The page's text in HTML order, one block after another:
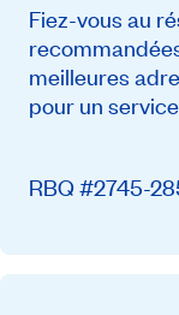
Fiez-vous au
meilleures
pour un
RBQ #2745-